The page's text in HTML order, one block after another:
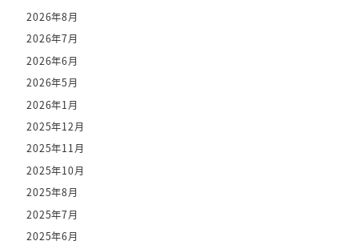
2026年8月
2026年7月
2026年6月
2026年5月
2026年1月
2025年12月
2025年11月
2025年10月
2025年8月
2025年7月
2025年6月